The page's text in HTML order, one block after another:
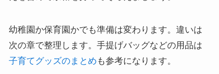
幼稚園か保育園かでも準備は変わります。違いは
次の章で整理します。手提げバッグなどの用品は
子育てグッズのまとめ も参考になります。